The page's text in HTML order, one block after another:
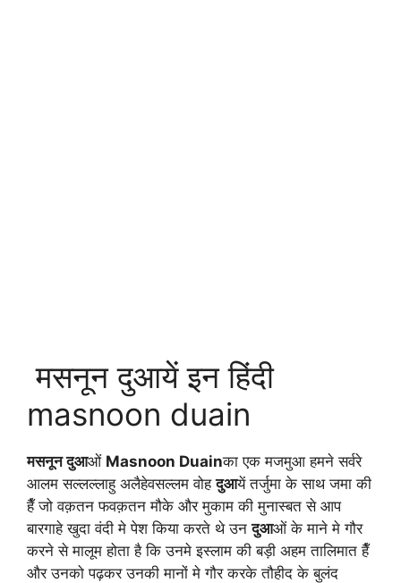
मसनून दुआयें इन हिंदी
masnoon duain
मसनून दुआओं Masnoon Duainका एक मजमुआ हमने सर्वरे
आलम सल्लल्लाहु अलैहेवसल्लम वोहदुआयें तर्जुमा के साथ जमा की
हैँ जो वक़तन फवक़तन मौके और मुकाम की मुनास्बत से आप
बारगाहे खुदा वंदी मे पेश किया करते थे उनदुआओं के माने मे गौर
करने से मालूम होता है कि उनमे इस्लाम की बड़ी अहम तालिमात हैँ
और उनको पढ़कर उनकी मानों मे गौर करके तौहीद के बुलंद